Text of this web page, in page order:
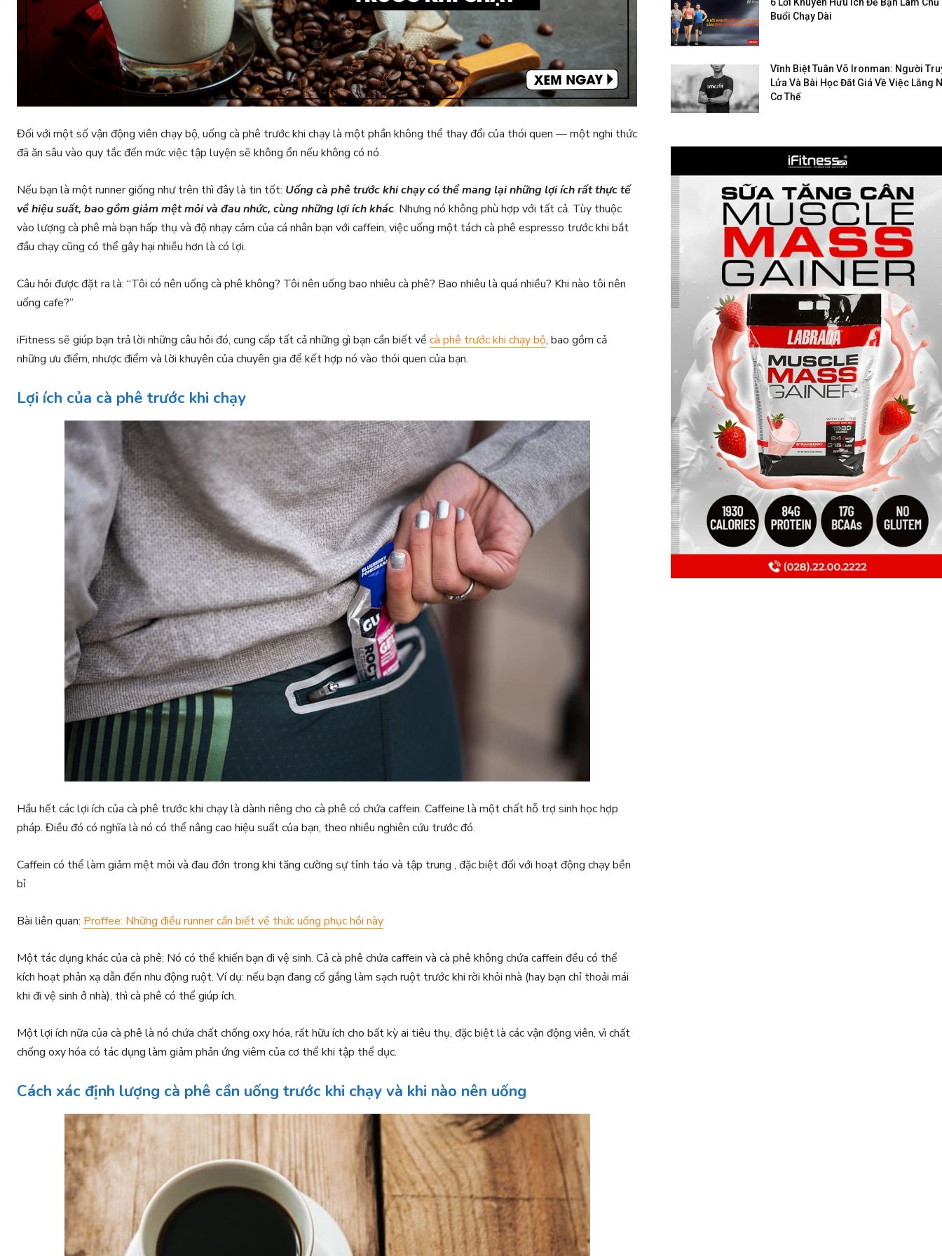
Đối với một số vận động viên chạy bộ, uống cà phê trước khi chạy là một phần không thể thay đổi của thói quen — một nghi thức
đã ăn sâu vào quy tắc đến mức việc tập luyện sẽ không ổn nếu không có nó.
Nếu bạn là một runner giống như trên thì đây là tin tốt: Uống cà phê trước khi chạy có thể mang lại những lợi ích rất thực tế
về hiệu suất, bao gồm giảm mệt mỏi và đau nhức, cùng những lợi ích khác. Nhưng nó không phù hợp với tất cả. Tùy thuộc
vào lượng cà phê mà bạn hấp thụ và độ nhạy cảm của cá nhân bạn với caffein, việc uống một tách cà phê espresso trước khi bắt
đầu chạy cũng có thể gây hại nhiều hơn là có lợi.
Câu hỏi được đặt ra là: “Tôi có nên uống cà phê không? Tôi nên uống bao nhiêu cà phê? Bao nhiêu là quá nhiều? Khi nào tôi nên
uống cafe?”
iFitness sẽ giúp bạn trả lời những câu hỏi đó, cung cấp tất cả những gì bạn cần biết về cà phê trước khi chạy bộ, bao gồm cả
những ưu điểm, nhược điểm và lời khuyên của chuyên gia để kết hợp nó vào thói quen của bạn.
Lợi ích của cà phê trước khi chạy
Hầu hết các lợi ích của cà phê trước khi chạy là dành riêng cho cà phê có chứa caffein. Caffeine là một chất hỗ trợ sinh học hợp
pháp. Điều đó có nghĩa là nó có thể nâng cao hiệu suất của bạn, theo nhiều nghiên cứu trước đó.
Caffein có thể làm giảm mệt mỏi và đau đớn trong khi tăng cường sự tỉnh táo và tập trung , đặc biệt đối với hoạt động chạy bền
bỉ
Bài liên quan: Proffee: Những điều runner cần biết về thức uống phục hồi này
Một tác dụng khác của cà phê: Nó có thể khiến bạn đi vệ sinh. Cả cà phê chứa caffein và cà phê không chứa caffein đều có thể
kích hoạt phản xạ dẫn đến nhu động ruột. Ví dụ: nếu bạn đang cố gắng làm sạch ruột trước khi rời khỏi nhà (hay bạn chỉ thoải mái
khi đi vệ sinh ở nhà), thì cà phê có thể giúp ích.
Một lợi ích nữa của cà phê là nó chứa chất chống oxy hóa, rất hữu ích cho bất kỳ ai tiêu thụ, đặc biệt là các vận động viên, vì chất
chống oxy hóa có tác dụng làm giảm phản ứng viêm của cơ thể khi tập thể dục.
Cách xác định lượng cà phê cần uống trước khi chạy và khi nào nên uống
6 Lời Khuyên Hữu Ích Để Bạn Làm Chủ
Buổi Chạy Dài
Vĩnh Biệt Tuân Võ Ironman: Người
Lửa Và Bài Học Đắt Giá Về Việc Lắng
Cơ Thể